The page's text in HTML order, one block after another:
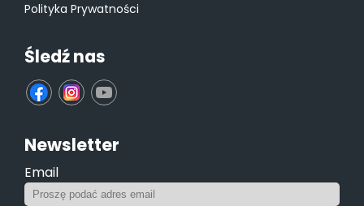
Polityka Prywatności
Śledź nas
fb ins yt
Newsletter
Email